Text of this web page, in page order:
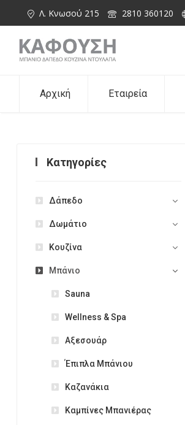
Λ. Κνωσού 215 2810 360120
Αρχική Εταιρεία
Κατηγορίες
Δάπεδο
Δωμάτιο
Κουζίνα
Μπάνιο
Sauna
Wellness & Spa
Αξεσουάρ
Έπιπλα Μπάνιου
Καζανάκια
Καμπίνες Μπανιέρας